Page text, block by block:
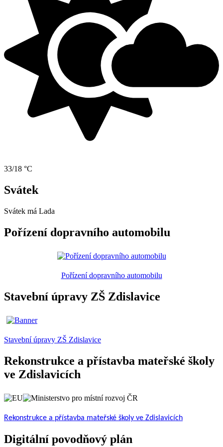
33/18 °C
Svátek
Svátek má Lada
Pořízení dopravního automobilu
Pořízení dopravního automobilu
Stavební úpravy ZŠ Zdislavice
Stavební úpravy ZŠ Zdislavice
Rekonstrukce a přístavba mateřské školy
ve Zdislavicích
Rekonstrukce a přístavba mateřské školy ve Zdislavicích
Digitální povodňový plán